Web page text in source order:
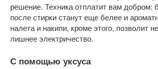
решение. Техника отплатит вам добром:
после стирки станут еще белее и
налета и накипи, кроме этого, позволит
лишнее электричество.
С помощью уксуса